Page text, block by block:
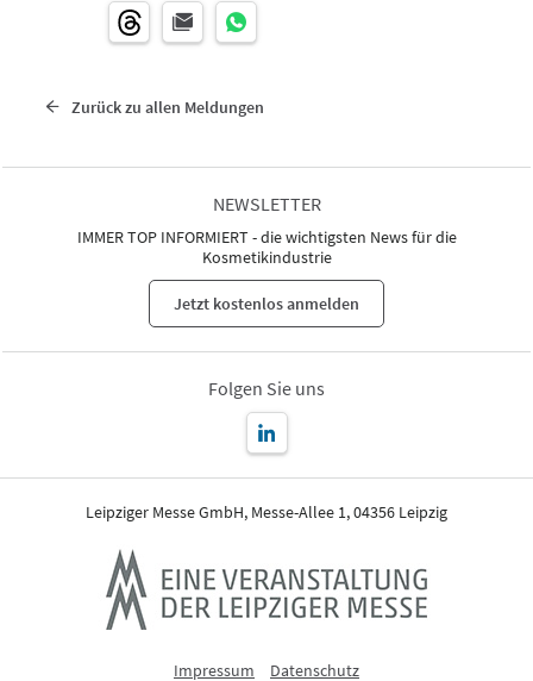
Zurück zu allen Meldungen
NEWSLETTER
IMMER TOP INFORMIERT - die wichtigsten News für die
Kosmetikindustrie
Jetzt kostenlos anmelden
Folgen Sie uns
Leipziger Messe GmbH, Messe-Allee 1, 04356 Leipzig
Impressum Datenschutz